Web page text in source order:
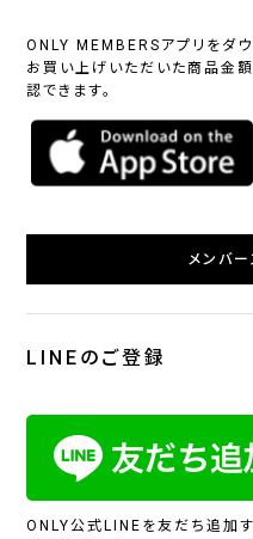
ONLY MEMBERSアプリをダウ
お買い上げいただいた商品金
認できます。
メンバ
LINEのご登録
ONLY公式LINEを友だち追加す